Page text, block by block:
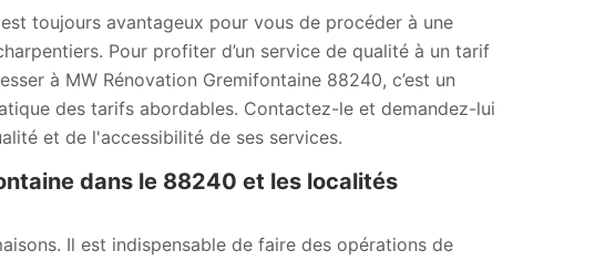
toujours avantageux pour vous de procéder à une
Pour profiter d’un service de qualité à un tarif
à MW Rénovation Gremifontaine 88240, c’est un
des tarifs abordables. Contactez-le et demandez-lui
et de l'accessibilité de ses services.
dans le 88240 et les localités
Il est indispensable de faire des opérations de